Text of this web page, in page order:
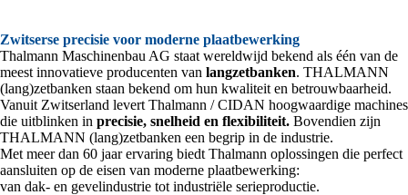
Zwitserse precisie voor moderne plaatbewerking
Thalmann Maschinenbau AG staat wereldwijd bekend als één van de
meest innovatieve producenten van langzetbanken. THALMANN
(lang)zetbanken staan bekend om hun kwaliteit en betrouwbaarheid.
Vanuit Zwitserland levert Thalmann / CIDAN hoogwaardige machines
die uitblinken in precisie, snelheid en flexibiliteit. Bovendien zijn
THALMANN (lang)zetbanken een begrip in de industrie.
Met meer dan 60 jaar ervaring biedt Thalmann oplossingen die perfect
aansluiten op de eisen van moderne plaatbewerking:
van dak- en gevelindustrie tot industriële serieproductie.